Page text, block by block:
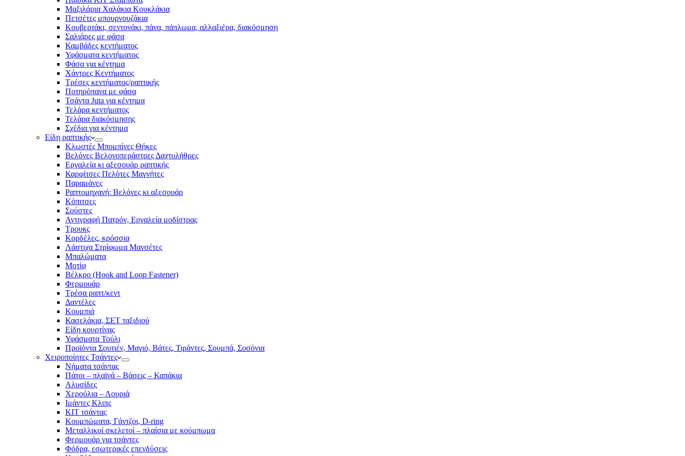
Μαξιλάρια Χαλάκια Κουκλάκια
Πετσέτες μπουρνουζάκια
Κουβερτάκι, σεντονάκι, πάνα, πάπλωμα, αλλαξιέρα, διακόσμηση
Σαλιάρες με φάσα
Καμβάδες κεντήματος
Υφάσματα κεντήματος
Φάσα για κέντημα
Χάντρες Κεντήματος
Τρέσες κεντήματος/ραπτικής
Ποτηρόπανα με φάσα
Τσάντα Juta για κέντημα
Τελάρα κεντήματος
Τελάρα διακόσμησης
Σχέδια για κέντημα
Είδη ραπτικής
Κλωστές Μπομπίνες Θήκες
Βελόνες Βελονοπεράστρες Δαχτυλήθρες
Εργαλεία κι αξεσουάρ ραπτικής
Καρφίτσες Πελότες Μαγνήτες
Παραμάνες
Ραπτομηχανή: Βελόνες κι αξεσουάρ
Κόπιτσες
Σούστες
Αντιγραφή Πατρόν, Εργαλεία μοδίστρας
Τρουκς
Κορδέλες, κρόσσια
Λάστιχα Στρίφωμα Μανσέτες
Μπαλώματα
Mοτίφ
Βέλκρο (Hook and Loop Fastener)
Φερμουάρ
Τρέσα ραπτ/κεντ
Δαντέλες
Κουμπιά
Κασελάκια, ΣΕΤ ταξιδιού
Είδη κουρτίνας
Υφάσματα Τούλι
Προϊόντα Σουτιέν, Μαγιό, Βάτες, Τιράντες, Σουμπά, Σοσόνια
Χειροποίητες Τσάντες
Νήματα τσάντας
Πάτοι – πλαϊνά – Βάσεις – Καπάκια
Αλυσίδες
Χερούλια – Λουριά
Ιμάντες Κλιπς
ΚΙΤ τσάντας
Κουμπώματα, Γάντζοι, D-ring
Μεταλλικοί σκελετοί – πλαίσια με κούμπωμα
Φερμουάρ για τσάντες
Φόδρα, εσωτερικές επενδύσεις